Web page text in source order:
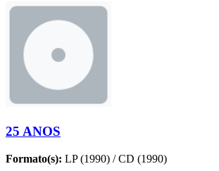
25 ANOS
Formato(s): LP (1990) / CD (1990)